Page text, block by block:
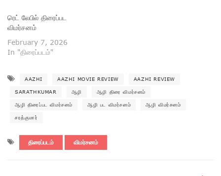
ரெட் லேபில் திரைப்பட
விமர்சனம்
February 7, 2026
In "திரைப்படம்"
AAZHI AAZHI MOVIE REVIEW AAZHI REVIEW
SARATHKUMAR ஆழி ஆழி திரை விமர்சனம்
ஆழி திரைப்பட விமர்சனம் ஆழி பட விமர்சனம் ஆழி விமர்சனம்
சரத்குமார்
திரைப்படம் விமர்சனம்